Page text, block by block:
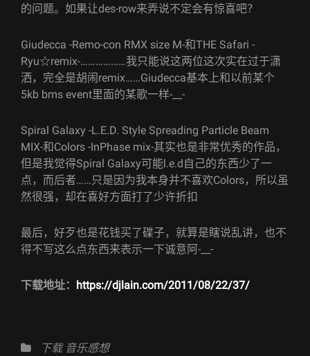
的问题。如果让des-row来弄说不定会有惊喜吧？
Giudecca -Remo-con RMX size M-和THE Safari -
Ryu☆remix-………………我只能说这两位这次实在过于潇
洒，完全是胡闹remix……Giudecca基本上和以前某个
5kb bms event里面的某歌一样-__-
Spiral Galaxy -L.E.D. Style Spreading Particle Beam
MIX-和Colors -InPhase mix-其实也是非常优秀的作品，
但是我觉得Spiral Galaxy可能l.e.d自己的东西少了一
点，而后者……只是因为我本身并不喜欢Colors，所以虽
然很强，却在喜好方面打了少许折扣
最后，好歹也是花钱买了碟子，就算是瞎说乱讲，也不
得不写这么点东西来表示一下诚意阿-__-
下载地址： https://djlain.com/2011/08/22/37/
Categories
下载 音乐感想